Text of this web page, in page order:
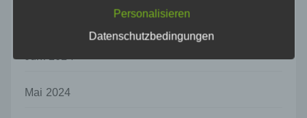
Mai 2024
ohne Hinzuziehung zusätzlicher
Informationen nicht mehr einer spezifischen
betroffenen Person zugeordnet werden
Informationen gesondert aufbewahrt werden
Maßnahmen unterliegen, die gewährleisten,
Personalisieren
Datenschutzbedingungen